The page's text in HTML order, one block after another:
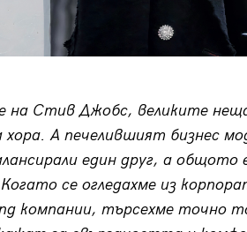
на Стив Джобс, великите
А печелившият бизнес
един друг, а
се огледахме из
компании, търсехме точно